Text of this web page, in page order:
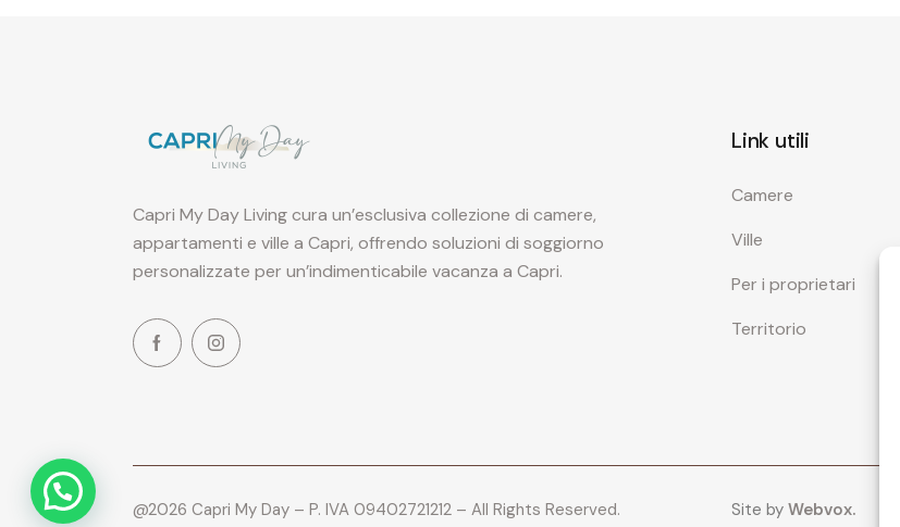
Capri My Day Living cura un’esclusiva collezione di camere,
appartamenti e ville a Capri, offrendo soluzioni di soggiorno
personalizzate per un’indimenticabile vacanza a Capri.
Link utili
Camere
Ville
Per i proprietari
Territorio
@2026 Capri My Day – P. IVA 09402721212 – All Rights Reserved. Site by Webvox.